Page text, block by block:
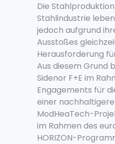
Die
Stahlindustrie
jedoch aufgrund
Ausstoßes
Herausforderung
Aus diesem Grund
Sidenor F+E im
Engagements für
einer
ModHeaTech-
im Rahmen des
HORIZON-